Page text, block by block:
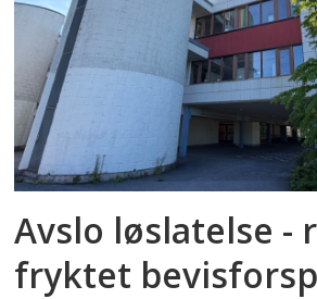
Avslo løslatelse -
fryktet